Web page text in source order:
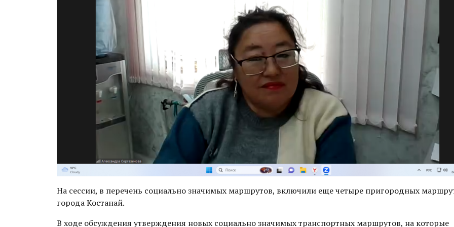
На сессии, в перечень социально значимых маршрутов, включили еще четыре пригородных
города Костанай.
В ходе обсуждения утверждения новых социально значимых транспортных маршрутов, на которые